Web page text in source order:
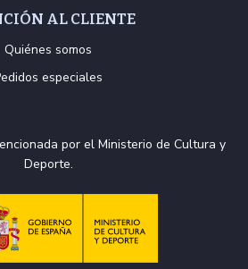
AL CLIENTE
Quiénes somos
especiales
por el Ministerio de Cultura y
Deporte.